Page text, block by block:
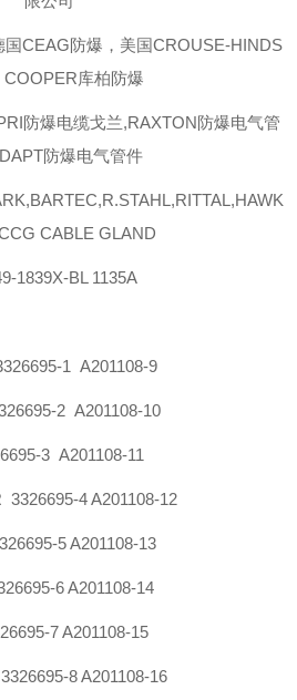
国CEAG防爆，美国CROUSE-HINDS
COOPER库柏防爆
防爆电缆戈兰,RAXTON防爆电气管
防爆电气管件
CABLE GLAND
1 A201108-9
2 A201108-10
3 A201108-11
4 A201108-12
5 A201108-13
6 A201108-14
7 A201108-15
8 A201108-16